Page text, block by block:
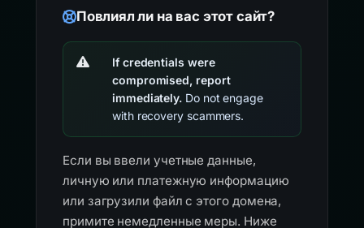
Повлиял ли на вас этот сайт?
If credentials were
compromised, report
immediately. Do not engage
with recovery scammers.
Если вы ввели учетные данные,
личную или платежную информацию
или загрузили файл с этого домена,
примите немедленные меры. Ниже